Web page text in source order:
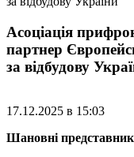
Асоціація
партнер
за відбудову
17.12.2025 в 15:03
Шановні